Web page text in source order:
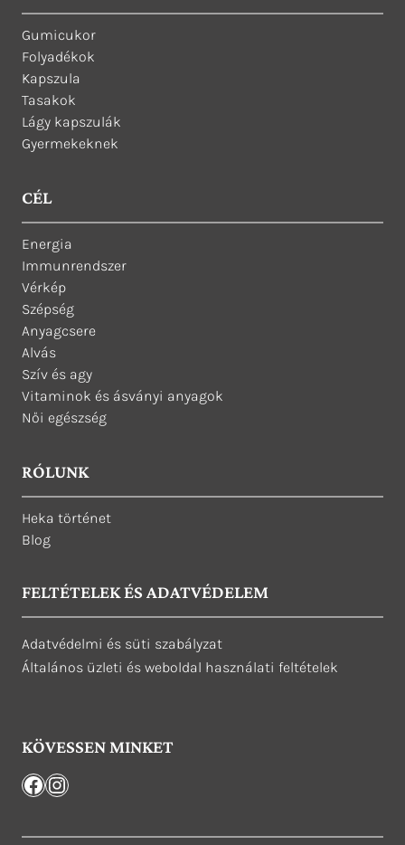
Gumicukor
Folyadékok
Kapszula
Tasakok
Lágy kapszulák
Gyermekeknek
CÉL
Energia
Immunrendszer
Vérkép
Szépség
Anyagcsere
Alvás
Szív és agy
Vitaminok és ásványi anyagok
Női egészség
RÓLUNK
Heka történet
Blog
FELTÉTELEK ÉS ADATVÉDELEM
Adatvédelmi és süti szabályzat
Általános üzleti és weboldal használati feltételek
KÖVESSEN MINKET
Facebook
Instagram